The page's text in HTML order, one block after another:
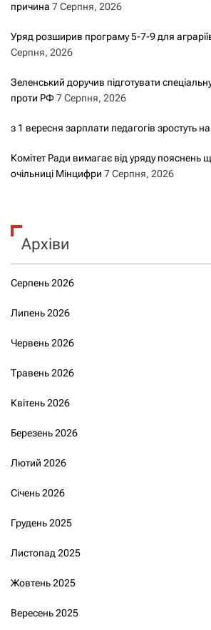
причина 7 Серпня, 2026
Уряд розширив програму 5-7-9 для
Серпня, 2026
Зеленський доручив підготувати
проти РФ7 Серпня, 2026
з 1 вересня зарплати педагогів зростуть
Комітет Ради вимагає від уряду пояснень
очільниці Мінцифри 7 Серпня, 2026
Архіви
Серпень 2026
Липень 2026
Червень 2026
Травень 2026
Квітень 2026
Березень 2026
Лютий 2026
Січень 2026
Грудень 2025
Листопад 2025
Жовтень 2025
Вересень 2025